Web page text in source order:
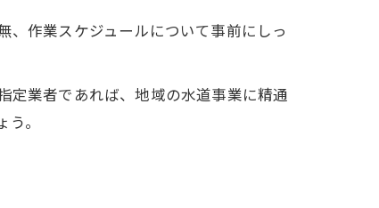
作業スケジュールについて事前にしっ
定業者であれば、地域の水道事業に精通
。